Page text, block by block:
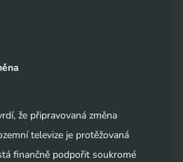
že připravovaná změna
televize je protěžovaná
finančně podpořit soukromé